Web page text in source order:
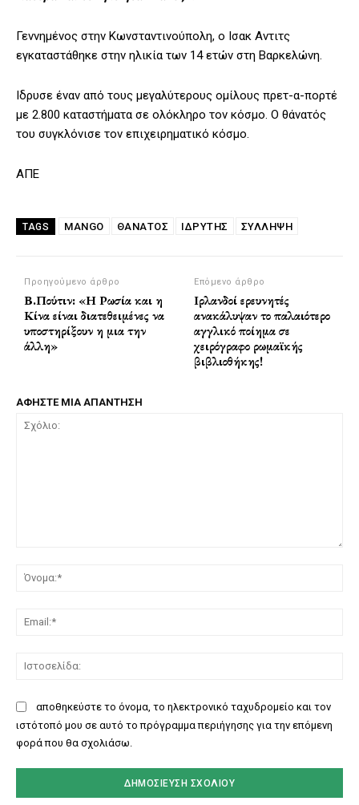
Γεννημένος στην Κωνσταντινούπολη, ο Ισακ Αντιτς
εγκαταστάθηκε στην ηλικία των 14 ετών στη Βαρκελώνη.
Ιδρυσε έναν από τους μεγαλύτερους ομίλους πρετ-α-πορτέ
με 2.800 καταστήματα σε ολόκληρο τον κόσμο. Ο θάνατός
του συγκλόνισε τον επιχειρηματικό κόσμο.
ΑΠΕ
TAGS MANGO ΘΑΝΑΤΟΣ ΙΔΡΥΤΉΣ ΣΥΛΛΗΨΗ
Προηγούμενο άρθρο
Β.Πούτιν: «Η Ρωσία και η
Κίνα είναι διατεθειμένες να
υποστηρίξουν η μια την
άλλη»
Επόμενο άρθρο
Ιρλανδοί ερευνητές
ανακάλυψαν το παλαιότερο
αγγλικό ποίημα σε
χειρόγραφο ρωμαϊκής
βιβλιοθήκης!
ΑΦΗΣΤΕ ΜΙΑ ΑΠΑΝΤΗΣΗ
αποθηκεύστε το όνομα, το ηλεκτρονικό ταχυδρομείο και τον
ιστότοπό μου σε αυτό το πρόγραμμα περιήγησης για την επόμενη
φορά που θα σχολιάσω.